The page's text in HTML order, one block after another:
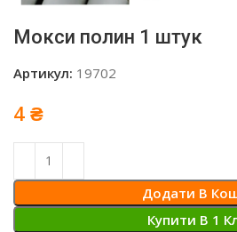
Мокси полин 1 штук
Артикул: 19702
4 ₴
Додати В
Купити В 1